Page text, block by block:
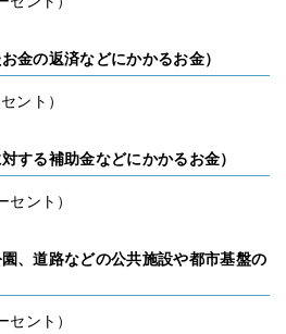
金の返済などにかかるお金）
ント）
する補助金などにかかるお金）
ント）
、道路などの公共施設や都市基盤の
ント）